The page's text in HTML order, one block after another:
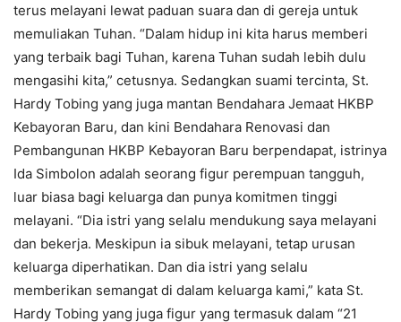
terus melayani lewat paduan suara dan di gereja untuk
memuliakan Tuhan. “Dalam hidup ini kita harus memberi
yang terbaik bagi Tuhan, karena Tuhan sudah lebih dulu
mengasihi kita,” cetusnya. Sedangkan suami tercinta, St.
Hardy Tobing yang juga mantan Bendahara Jemaat HKBP
Kebayoran Baru, dan kini Bendahara Renovasi dan
Pembangunan HKBP Kebayoran Baru berpendapat, istrinya
Ida Simbolon adalah seorang figur perempuan tangguh,
luar biasa bagi keluarga dan punya komitmen tinggi
melayani. “Dia istri yang selalu mendukung saya melayani
dan bekerja. Meskipun ia sibuk melayani, tetap urusan
keluarga diperhatikan. Dan dia istri yang selalu
memberikan semangat di dalam keluarga kami,” kata St.
Hardy Tobing yang juga figur yang termasuk dalam “21